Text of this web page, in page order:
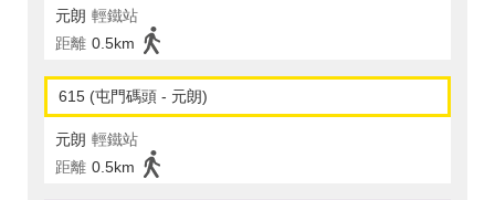
元朗 輕鐵站
距離 0.5km
615 (屯門碼頭 - 元朗)
元朗 輕鐵站
距離 0.5km